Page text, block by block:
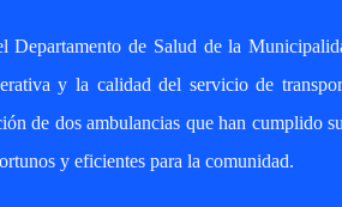
Departamento de Salud de la
y la calidad del servicio de
de dos ambulancias que han cumplido
y eficientes para la comunidad.